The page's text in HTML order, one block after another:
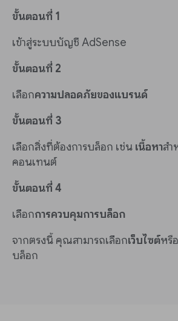
ขั้นตอนที่ 1
เข้าสู่ระบบบัญชี AdSense
ขั้นตอนที่ 2
เลือกความปลอดภัยของแบรนด์
ขั้นตอนที่ 3
เลือกสิ่งที่ต้องการบล็อก เช่น เนื้อหาส
คอนเทนต์
ขั้นตอนที่ 4
เลือกการควบคุมการบล็อก
จากตรงนี้ คุณสามารถเลือกเว็บไซต์หรือ
บล็อก